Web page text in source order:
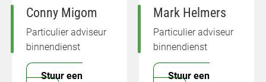
Conny Migom
Particulier adviseur
binnendienst
Stuur een
Mark Helmers
Particulier adviseur
binnendienst
Stuur een